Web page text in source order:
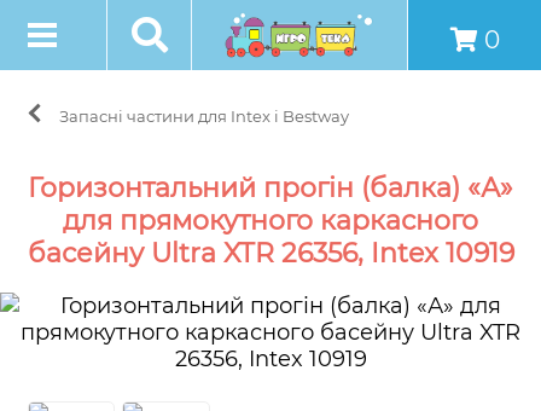
0
Запасні частини для Intex і Bestway
Горизонтальний прогін (балка) «А»
для прямокутного каркасного
басейну Ultra XTR 26356, Intex 10919